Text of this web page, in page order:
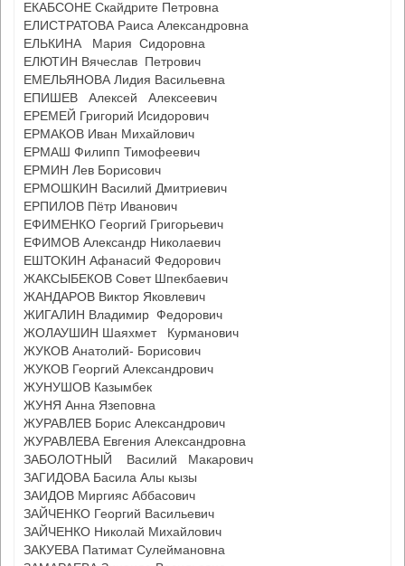
ЕКАБСОНЕ Скайдрите Петровна
ЕЛИСТРАТОВА Раиса Александровна
ЕЛЬКИНА Мария Сидоровна
ЕЛЮТИН Вячеслав Петрович
ЕМЕЛЬЯНОВА Лидия Васильевна
ЕПИШЕВ Алексей Алексеевич
ЕРЕМЕЙ Григорий Исидорович
ЕРМАКОВ Иван Михайлович
ЕРМАШ Филипп Тимофеевич
ЕРМИН Лев Борисович
ЕРМОШКИН Василий Дмитриевич
ЕРПИЛОВ Пётр Иванович
ЕФИМЕНКО Георгий Григорьевич
ЕФИМОВ Александр Николаевич
ЕШТОКИН Афанасий Федорович
ЖАКСЫБЕКОВ Совет Шпекбаевич
ЖАНДАРОВ Виктор Яковлевич
ЖИГАЛИН Владимир Федорович
ЖОЛАУШИН Шаяхмет Курманович
ЖУКОВ Анатолий- Борисович
ЖУКОВ Георгий Александрович
ЖУНУШОВ Казымбек
ЖУНЯ Анна Язеповна
ЖУРАВЛЕВ Борис Александрович
ЖУРАВЛЕВА Евгения Александровна
ЗАБОЛОТНЫЙ Василий Макарович
ЗАГИДОВА Басила Алы кызы
ЗАИДОВ Миргияс Аббасович
ЗАЙЧЕНКО Георгий Васильевич
ЗАЙЧЕНКО Николай Михайлович
ЗАКУЕВА Патимат Сулеймановна